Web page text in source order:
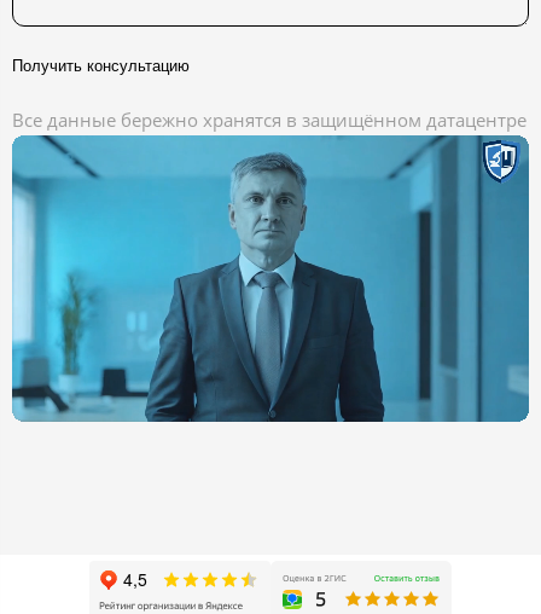
Получить консультацию
Все данные бережно хранятся в защищённом датацентре